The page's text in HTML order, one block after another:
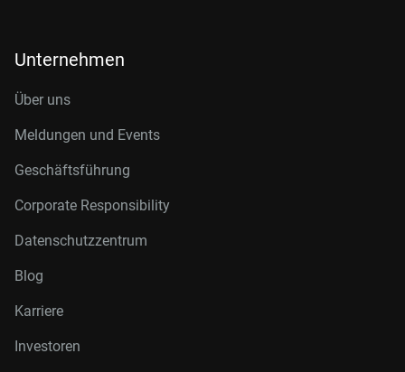
Unternehmen
Über uns
Meldungen und Events
Geschäftsführung
Corporate Responsibility
Datenschutzzentrum
Blog
Karriere
Investoren